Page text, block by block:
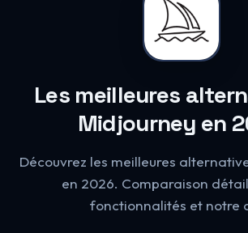
Les meilleures
Midjourney en
Découvrez les meilleures
en 2026. Comparaison
fonctionnalités et notre